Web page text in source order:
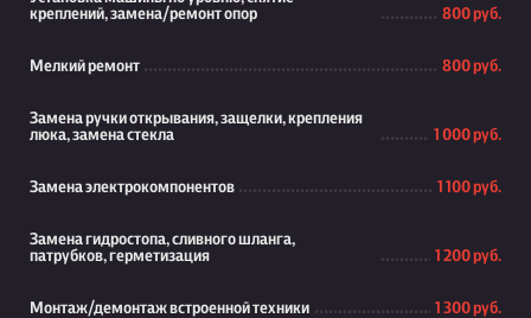
креплений, замена/ремонт опор
800 руб.
Мелкий ремонт 800 руб.
Замена ручки открывания, защелки, крепления
люка, замена стекла
1 000 руб.
Замена электрокомпонентов 1 100 руб.
Замена гидростопа, сливного шланга,
патрубков, герметизация
1 200 руб.
Монтаж/демонтаж встроенной техники 1 300 руб.